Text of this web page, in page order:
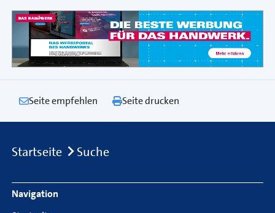
Seite empfehlen Seite drucken
Breadcrumb
Startseite Suche
Footer Navigation
Navigation